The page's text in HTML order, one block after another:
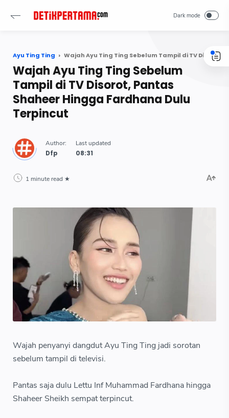
Ayu Ting Ting Wajah Ayu Ting Ting Sebelum Tampil di TV Disorot, Pantas Shaheer Hingga Fardhana Dulu Terpincut
Wajah Ayu Ting Ting Sebelum
Tampil di TV Disorot, Pantas
Shaheer Hingga Fardhana Dulu
Terpincut
Dfp
1 minute read
Wajah penyanyi dangdut Ayu Ting Ting jadi sorotan
sebelum tampil di televisi.
Pantas saja dulu Lettu Inf Muhammad Fardhana hingga
Shaheer Sheikh sempat terpincut.